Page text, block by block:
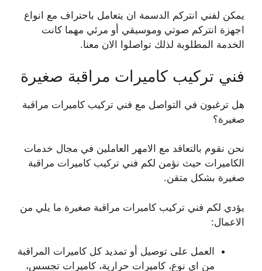
يمكن لفني انتركم الدسمة ان يتعامل باحتراف مع انواع
اجهزة انتركم صوتي وموسيقي أو مرئي مهما كانت
الخدمة المطلوبة لذلك تواصلوا الان معنا.
فني تركيب كاميرات مراقبة صغيرة
هل ترغبون في التواصل مع فني تركيب كاميرات مراقبة
صغيرة؟
نحن نقوم بالتعاقد مع الامهر العاملين في مجال خدمات
الكاميرات حيث نؤمن لكم فني تركيب كاميرات مراقبة
صغيرة بشكل متقن.
يؤدي لكم فني تركيب كاميرات مراقبة صغيرة ما يلي من
الاعمال:
العمل على توصيل أو تمديد كل كاميرات المراقبة
من اي نوع، كاميرات حرارية، كاميرات تجسس،